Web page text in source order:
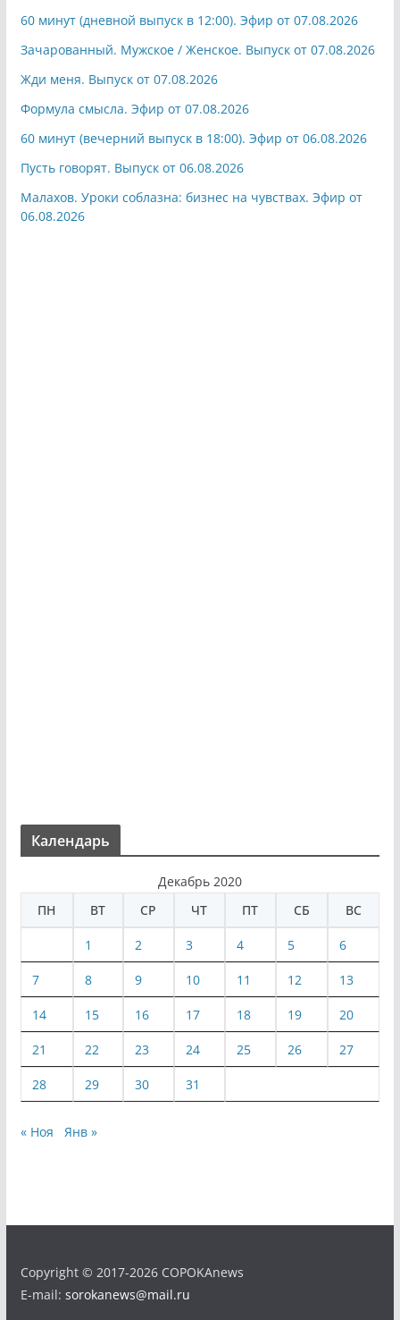
60 минут (дневной выпуск в 12:00). Эфир от 07.08.2026
Зачарованный. Мужское / Женское. Выпуск от 07.08.2026
Жди меня. Выпуск от 07.08.2026
Формула смысла. Эфир от 07.08.2026
60 минут (вечерний выпуск в 18:00). Эфир от 06.08.2026
Пусть говорят. Выпуск от 06.08.2026
Малахов. Уроки соблазна: бизнес на чувствах. Эфир от
06.08.2026
Календарь
Декабрь 2020
ПН
ВТ СР ЧТ ПТ СБ ВС
1 2 3 4 5 6
7 8 9 10 11 12 13
14 15 16 17 18 19 20
21 22 23 24 25 26 27
28 29 30 31
« Ноя Янв »
Copyright © 2017-2026 COPOKAnews
E-mail: sorokanews@mail.ru